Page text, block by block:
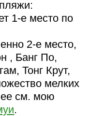
1-е место по
2-е место,
, Банг По,
Тонг Крут,
мелких
см. мою
.